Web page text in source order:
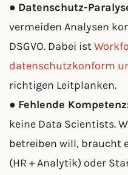
● Datenschutz-
vermeiden Analysen
DSGVO. Dabei ist
datenschutzkonform
richtigen Leitplanken.
● Fehlende
keine Data Scientists.
betreiben will, braucht
(HR + Analytik) oder